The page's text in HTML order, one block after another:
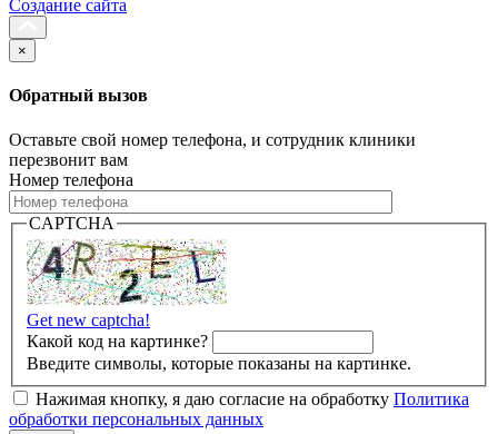
Создание сайта
×
Обратный вызов
Оставьте свой номер телефона, и сотрудник клиники
перезвонит вам
Номер телефона
CAPTCHA
Get new captcha!
Какой код на картинке?
Введите символы, которые показаны на картинке.
Нажимая кнопку, я даю согласие на обработку Политика
обработки персональных данных